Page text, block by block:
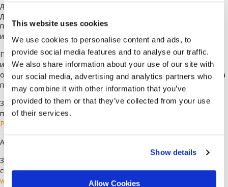
This website uses cookies
We use cookies to personalise content and ads, to
provide social media features and to analyse our traffic.
We also share information about your use of our site with
our social media, advertising and analytics partners who
may combine it with other information that you’ve
provided to them or that they’ve collected from your use
of their services.
Show details
Allow Cookies
да поискаме да предоставите препоръки или копия от Вашите
дипломи. Възможно е и да проведем проверка, за да се
подсигурим, че предоставените от Вас данни съответстват на
истината.
Поради големия брой кандидатури, не можем да изпратим
индивидуален отговор на всеки кандидат. Ако не сте получили
обаждане или имейл от представител на Blue Lynx в рамките на
пет работни дни, Вашата кандидатура не е била одобрена.
За да сте сигурни, че кандидатурата Ви ще бъде разгледана, Ви
препоръчваме да си създадете профил, като изберете
Регистрирация
Ако имате въпроси, моля, пишете ни на:
За да научите повече за Blue Lynx и да видите всички текущи
свободни позиции, посетете нашия уебсайт:
www.bluelynxcareers.bg